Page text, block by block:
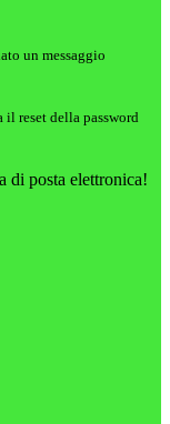
un messaggio
il reset della password
di posta elettronica!